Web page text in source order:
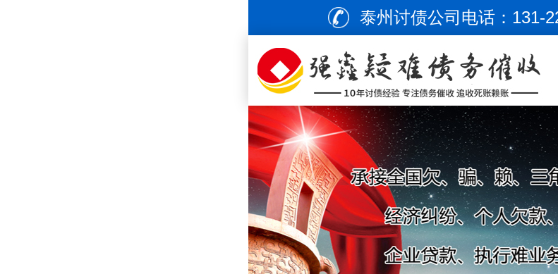
泰州讨债公司电话： 131-